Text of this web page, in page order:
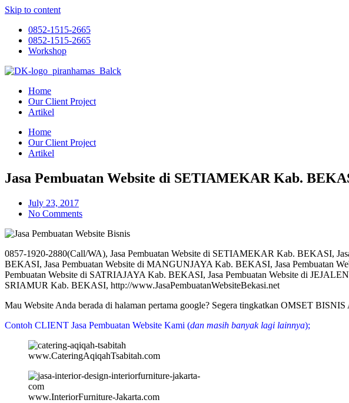
Skip to content
0852-1515-2665
0852-1515-2665
Workshop
Home
Our Client Project
Artikel
Home
Our Client Project
Artikel
Jasa Pembuatan Website di SETIAMEKAR Kab.
July 23, 2017
No Comments
0857-1920-2880(Call/WA), Jasa Pembuatan Website di SETIAMEKAR Kab. BEKASI,
BEKASI, Jasa Pembuatan Website di MANGUNJAYA Kab. BEKASI, Jasa Pembuatan
Pembuatan Website di SATRIAJAYA Kab. BEKASI, Jasa Pembuatan Website di
SRIAMUR Kab. BEKASI, http://www.JasaPembuatanWebsiteBekasi.net
Mau Website Anda berada di halaman pertama google? Segera tingkatkan OMSET BISNIS
Contoh CLIENT Jasa Pembuatan Website Kami (dan masih banyak lagi lainnya);
www.CateringAqiqahTsabitah.com
www.InteriorFurniture-Jakarta.com